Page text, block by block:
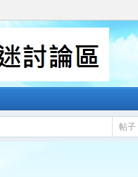
帖子